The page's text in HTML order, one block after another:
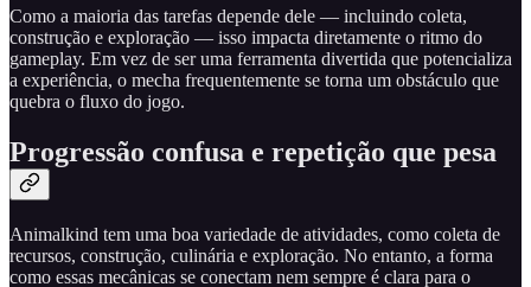
Como a maioria das tarefas depende dele — incluindo coleta,
construção e exploração — isso impacta diretamente o ritmo do
gameplay. Em vez de ser uma ferramenta divertida que potencializa
a experiência, o mecha frequentemente se torna um obstáculo que
quebra o fluxo do jogo.
Progressão confusa e repetição que pesa
Animalkind tem uma boa variedade de atividades, como coleta de
recursos, construção, culinária e exploração. No entanto, a forma
como essas mecânicas se conectam nem sempre é clara para o